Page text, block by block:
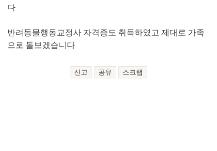
다
반려동물행동교정사 자격증도 취득하였고 제대로 가족
으로 돌보겠습니다
신고 공유 스크랩